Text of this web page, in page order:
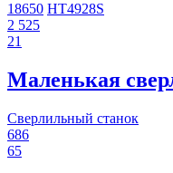
18650 HT4928S
2 525
21
Маленькая
Сверлильный станок
686
65